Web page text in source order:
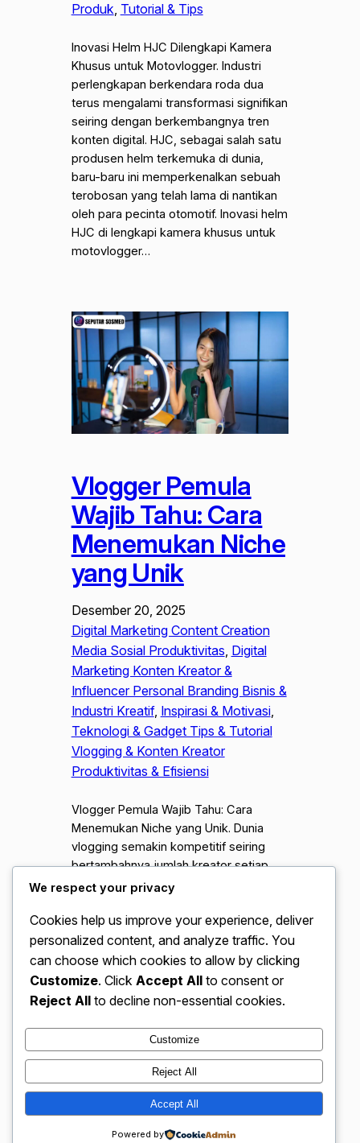
Produk, Tutorial & Tips
Inovasi Helm HJC Dilengkapi Kamera
Khusus untuk Motovlogger. Industri
perlengkapan berkendara roda dua
terus mengalami transformasi signifikan
seiring dengan berkembangnya tren
konten digital. HJC, sebagai salah satu
produsen helm terkemuka di dunia,
baru-baru ini memperkenalkan sebuah
terobosan yang telah lama di nantikan
oleh para pecinta otomotif. Inovasi helm
HJC di lengkapi kamera khusus untuk
motovlogger…
Vlogger Pemula
Wajib Tahu: Cara
Menemukan Niche
yang Unik
Desember 20, 2025
Digital Marketing Content Creation
Media Sosial Produktivitas, Digital
Marketing Konten Kreator &
Influencer Personal Branding Bisnis &
Industri Kreatif, Inspirasi & Motivasi
Teknologi & Gadget Tips & Tutorial
Vlogging & Konten Kreator
Produktivitas & Efisiensi
Vlogger Pemula Wajib Tahu: Cara
Menemukan Niche yang Unik. Dunia
vlogging semakin kompetitif seiring
bertambahnya jumlah kreator setiap
hari. Banyak vlogger pemula merasa
kualitas video yang buruk, melainkan
karena tidak memiliki niche yang jelas.
Padahal, niche adalah fondasi utama
agar channel mudah di kenali, memiliki
audiens loyal, dan berpotensi
VidBloggerNation.com – Tips &
Trik Jadi Vlogger Sukses
Instagram
X
We respect your privacy
Cookies help us improve your experience, deliver
personalized content, and analyze traffic. You
can choose which cookies to allow by clicking
Customize. Click Accept All to consent or
Reject All to decline non-essential cookies.
Customize
Reject All
Accept All
Powered by